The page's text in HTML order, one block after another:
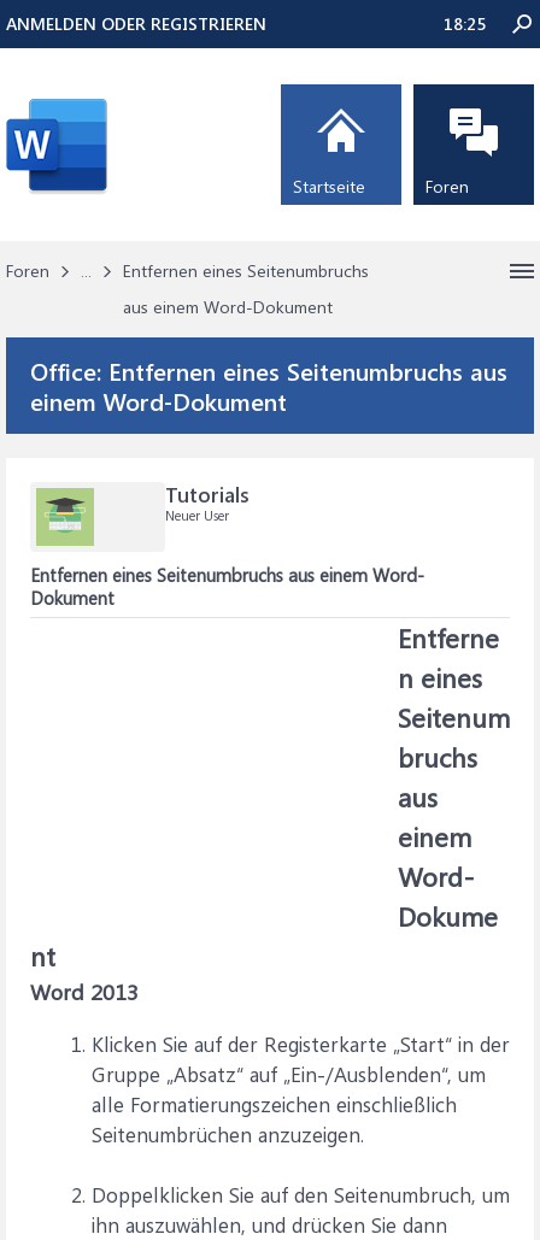
Foren ...
Entfernen eines Seitenumbruchs
aus einem Word-Dokument
Office: Entfernen eines Seitenumbruchs aus
einem Word-Dokument
Tutorials
Neuer User
Entfernen eines Seitenumbruchs aus einem Word-
Dokument
Entferne
n eines
Seitenum
bruchs
aus
einem
Word-
Dokume
nt
Word 2013
Klicken Sie auf der Registerkarte „Start“ in der
Gruppe „Absatz“ auf „Ein-/Ausblenden“, um
alle Formatierungszeichen einschließlich
Seitenumbrüchen anzuzeigen.
Doppelklicken Sie auf den Seitenumbruch, um
ihn auszuwählen, und drücken Sie dann
ANMELDEN ODER REGISTRIEREN 18:25
Startseite Foren